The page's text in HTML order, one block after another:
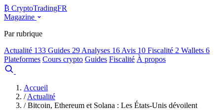
₿ CryptoTradingFR
Magazine
Par rubrique
Actualité 133 Guides 29 Analyses 16 Avis 10 Fiscalité 2 Wallets 6
Plateformes Cours crypto Guides Fiscalité À propos
Accueil
/ Actualité
/ Bitcoin, Ethereum et Solana : Les États-Unis dévoilent